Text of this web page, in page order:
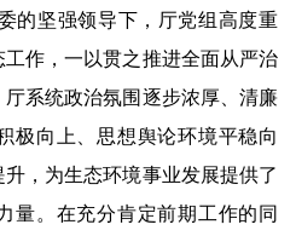
的坚强领导下，厅党组高度重
作，一以贯之推进全面从严治
系统政治氛围逐步浓厚、清廉
极向上、思想舆论环境平稳向
，为生态环境事业发展提供了
量。在充分肯定前期工作的同